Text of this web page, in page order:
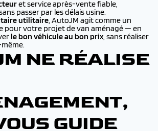
et service après-vente fiable,
passer par les délais usine.
utilitaire, AutoJM agit comme un
pour votre projet de van aménagé — en
le bon véhicule au bon prix, sans réaliser
NE RÉALISE
GUIDE